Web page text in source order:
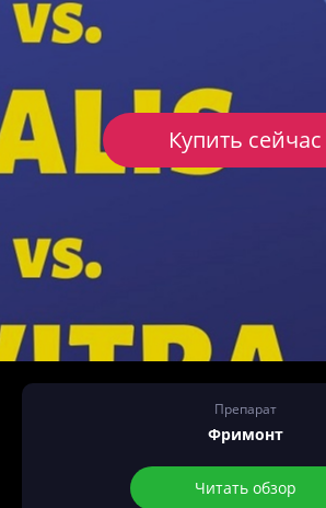
Препарат
Фримонт
Читать обзор
Купить сейчас